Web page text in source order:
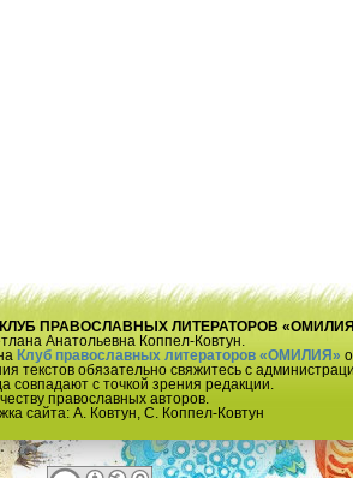
ПРАВОСЛАВНЫХ ЛИТЕРАТОРОВ
Анатольевна Коппел-Ковтун.
Клуб православных литераторов «ОМИЛИЯ»
текстов обязательно свяжитесь с
совпадают с точкой зрения редакции.
православных авторов.
сайта: А. Ковтун, С. Коппел-Ковтун